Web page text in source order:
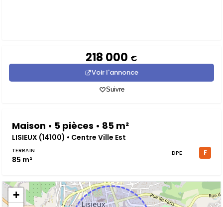
218 000 €
Voir l'annonce
Suivre
Maison • 5 pièces • 85 m²
LISIEUX (14100) • Centre Ville Est
TERRAIN
85 m²
DPE F
+